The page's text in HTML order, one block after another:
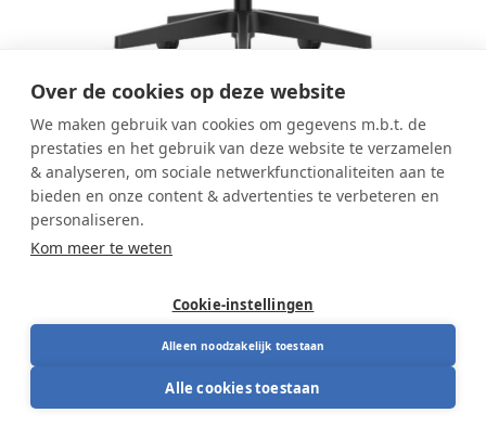
Over de cookies op deze website
We maken gebruik van cookies om gegevens m.b.t. de
prestaties en het gebruik van deze website te verzamelen
& analyseren, om sociale netwerkfunctionaliteiten aan te
bieden en onze content & advertenties te verbeteren en
personaliseren.
Kom meer te weten
Cookie-instellingen
Alleen noodzakelijk toestaan
Alle cookies toestaan
Interstuhl Pure PU213 Zwart Promo
Interstuhl Pure PU213 Zwart
Promo
De Interstuhl Pure PU213 is een ergonomische
bureaustoel met ademende mesh rugleuning en
actief 3D bewegingsmechanisme. Zo blijf je
comfortabel bewegen tijdens het werken. Ideaal
Ademende netrug voor luchtig zitcomfort